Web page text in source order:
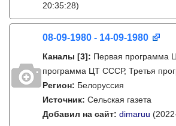
20:35:28)
08-09-1980 - 14-09-1980
Каналы [3]: Первая программа
программа ЦТ ССCР, Третья
Регион: Белоруссия
Источник: Сельская газета
Добавил на сайт: dimaruu